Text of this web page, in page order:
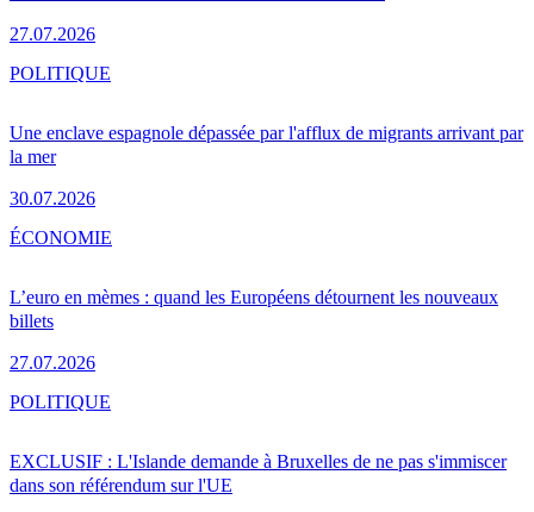
27.07.2026
Une enclave espagnole dépassée par l'afflux de migrants arrivant par
la mer
30.07.2026
POLITIQUE
L’euro en mèmes : quand les Européens détournent les nouveaux
billets
27.07.2026
ÉCONOMIE
EXCLUSIF : L'Islande demande à Bruxelles de ne pas s'immiscer
dans son référendum sur l'UE
POLITIQUE